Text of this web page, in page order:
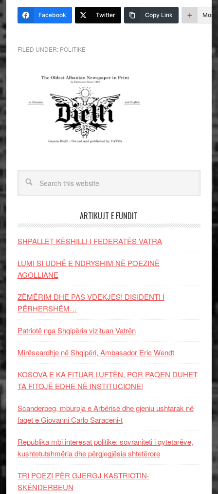
Facebook Twitter Copy Link More
FILED UNDER: POLITIKE
ARTIKUJT E FUNDIT
SHPALLET KËSHILLI I FEDERATËS VATRA
LUMI SI UDHË E NDRYSHIM NË POEZINË
AGOLLIANE
ZËMËRIM DHE PAS VDEKJES! DISIDENTI I
PËRHERSHËM…
Patriotë nga Shqipëria vizituan Vatrën
Mirëseardhje në Shqipëri, Ambasador Eric Wendt
KOSOVA E KA FITUAR LUFTËN, POR PAQEN DUHET
TA FITOJË EDHE NË INSTITUCIONE!
Scanderbeg, mburoja e Arbërisë dhe gjeniu ushtarak në
faqet e Giovanni Carlo Saraceni-t
Republika mbi interesat politike: sovraniteti i qytetarëve,
kushtetutshmëria dhe përgjegjësia shtetërore
TRI POEZI PËR GJERGJ KASTRIOTIN-
SKËNDERBEUN